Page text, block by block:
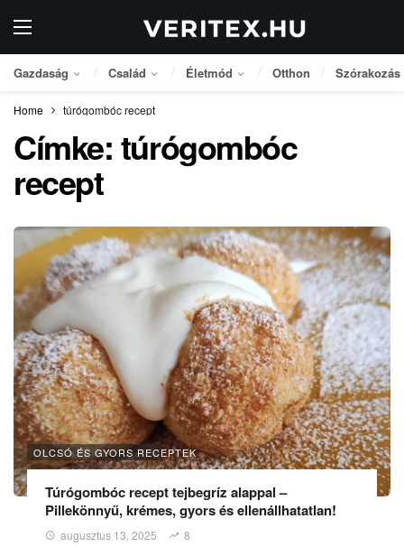
Gazdaság Család Életmód Otthon Szórakozás
Home túrógombóc recept
Címke:túrógombóc
recept
OLCSÓ ÉS GYORS RECEPTEK
Túrógombóc recept tejbegríz alappal –
Pillekönnyű, krémes, gyors és ellenállhatatlan!
augusztus 13, 2025 8